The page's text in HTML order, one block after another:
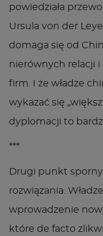
powiedziała
Ursula von der
domaga się od
nierównych relacji
firm. I że władze
wykazać się
dyplomacji to
***
Drugi punkt
rozwiązania.
wprowadzenie
które de facto